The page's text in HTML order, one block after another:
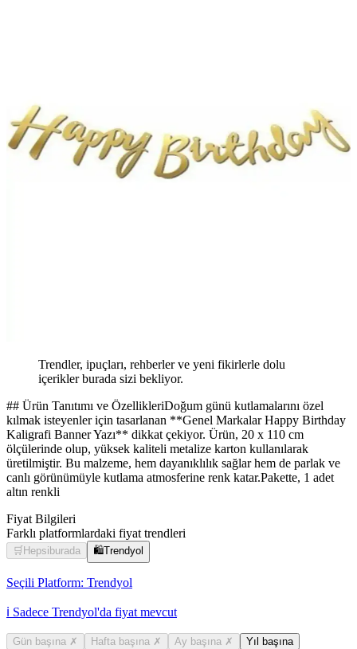
Trendler, ipuçları, rehberler ve yeni fikirlerle dolu
içerikler burada sizi bekliyor.
## Ürün Tanıtımı ve ÖzellikleriDoğum günü kutlamalarını özel
kılmak isteyenler için tasarlanan **Genel Markalar Happy Birthday
Kaligrafi Banner Yazı** dikkat çekiyor. Ürün, 20 x 110 cm
ölçülerinde olup, yüksek kaliteli metalize karton kullanılarak
üretilmiştir. Bu malzeme, hem dayanıklılık sağlar hem de parlak ve
canlı görünümüyle kutlama atmosferine renk katar.Pakette, 1 adet
altın renkli
Fiyat Bilgileri
Farklı platformlardaki fiyat trendleri
🛒 Hepsiburada 🛍️Trendyol
Seçili Platform: Trendyol
ℹ️ Sadece Trendyol'da fiyat mevcut
Gün başına ✗ Hafta başına ✗ Ay başına ✗ Yıl başına